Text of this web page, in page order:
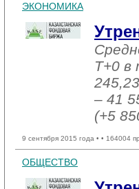
ЭКОНОМИКА
T+0 в
– 41
(+5
9 сентября 2015 года • • 164004
ОБЩЕСТВО